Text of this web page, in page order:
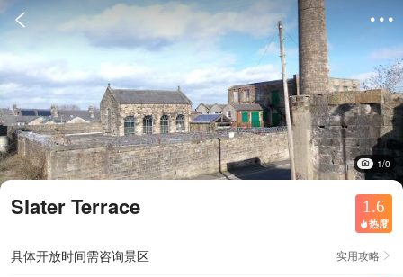
 
1/0
Slater Terrace 1.6
 热度
具体开放时间需咨询景区 实用攻略 